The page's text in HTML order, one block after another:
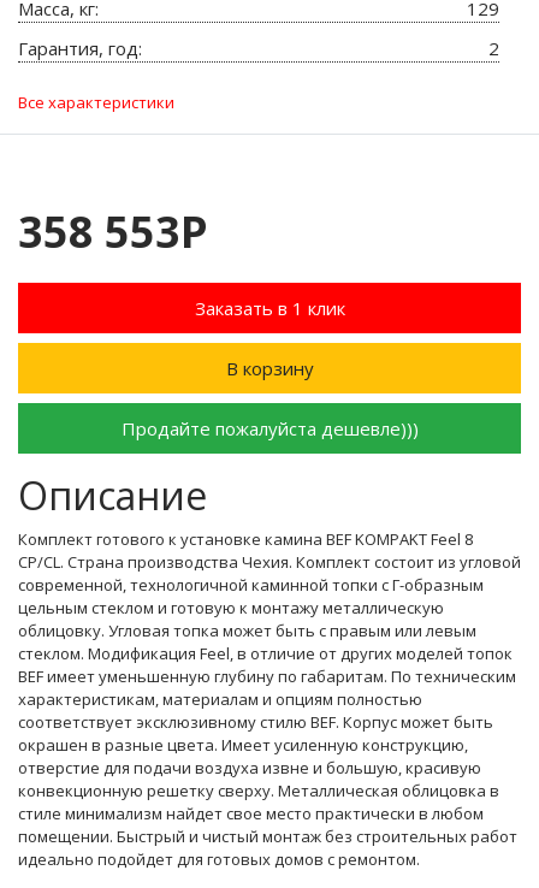
Масса, кг:
129
Гарантия, год:
2
Все характеристики
358 553Р
Заказать в 1 клик
В корзину
Продайте пожалуйста дешевле)))
Описание
Комплект готового к установке камина BEF KOMPAKT Feel 8
CP/CL. Страна производства Чехия. Комплект состоит из угловой
современной, технологичной каминной топки с Г-образным
цельным стеклом и готовую к монтажу металлическую
облицовку. Угловая топка может быть с правым или левым
стеклом. Модификация Feel, в отличие от других моделей топок
BEF имеет уменьшенную глубину по габаритам. По техническим
характеристикам, материалам и опциям полностью
соответствует эксклюзивному стилю BEF. Корпус может быть
окрашен в разные цвета. Имеет усиленную конструкцию,
отверстие для подачи воздуха извне и большую, красивую
конвекционную решетку сверху. Металлическая облицовка в
стиле минимализм найдет свое место практически в любом
помещении. Быстрый и чистый монтаж без строительных работ
идеально подойдет для готовых домов с ремонтом.